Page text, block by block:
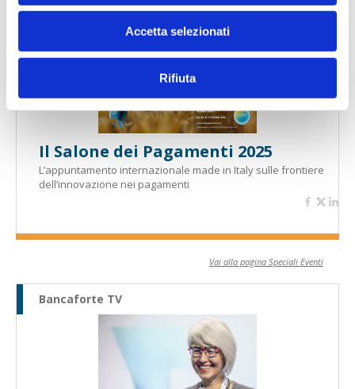
Accetta selezionati
Rifiuta
Il Salone dei Pagamenti 2025
L’appuntamento internazionale made in Italy sulle frontiere
dell’innovazione nei pagamenti
Vai alla pagina Speciali Eventi
Bancaforte TV